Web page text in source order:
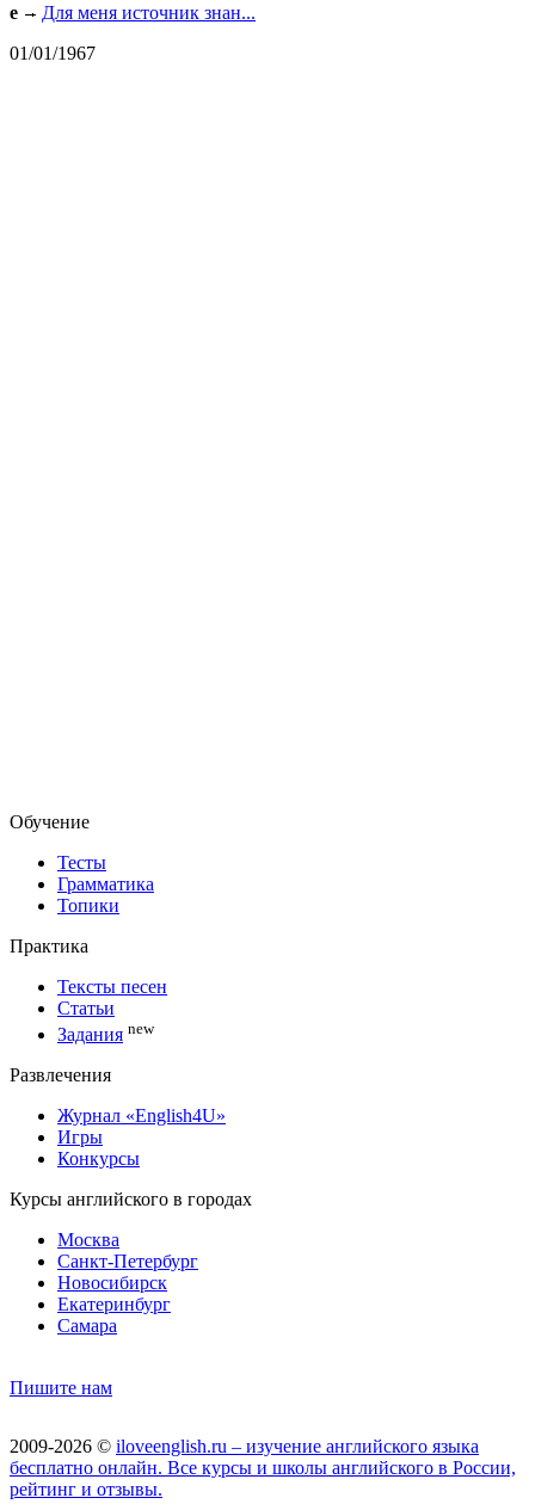
e
Для меня источник знан...
01/01/1967
Обучение
Тесты
Грамматика
Топики
Практика
Тексты песен
Статьи
Задания new
Развлечения
Журнал «English4U»
Игры
Конкурсы
Курсы английского в городах
Москва
Санкт-Петербург
Новосибирск
Екатеринбург
Самара
Пишите нам
2009-2026 © iloveenglish.ru – изучение английского языка
бесплатно онлайн. Все курсы и школы английского в России,
рейтинг и отзывы.